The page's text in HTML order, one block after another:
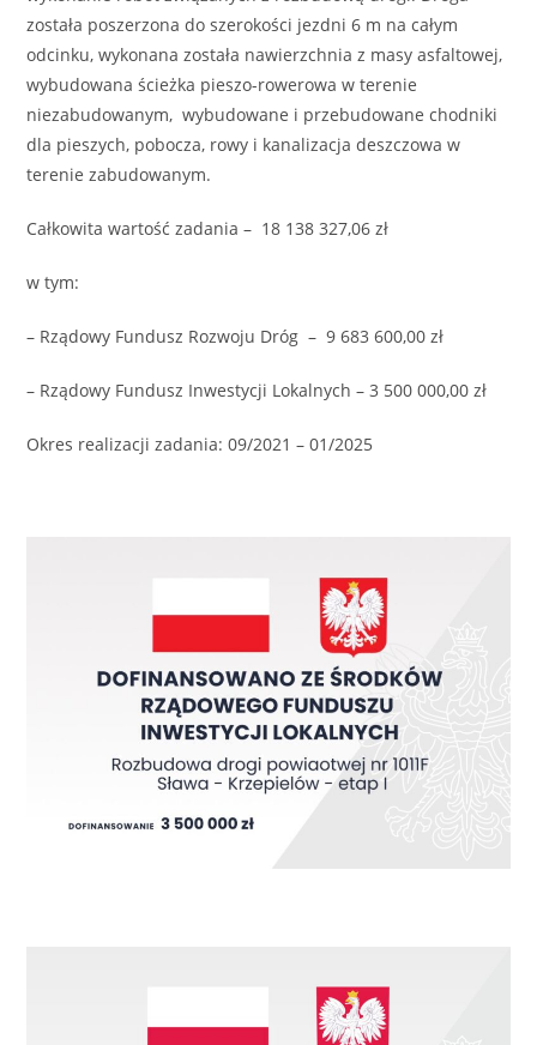
została poszerzona do szerokości jezdni 6 m na całym
odcinku, wykonana została nawierzchnia z masy asfaltowej,
wybudowana ścieżka pieszo-rowerowa w terenie
niezabudowanym, wybudowane i przebudowane chodniki
dla pieszych, pobocza, rowy i kanalizacja deszczowa w
terenie zabudowanym.
Całkowita wartość zadania – 18 138 327,06 zł
w tym:
– Rządowy Fundusz Rozwoju Dróg – 9 683 600,00 zł
– Rządowy Fundusz Inwestycji Lokalnych – 3 500 000,00 zł
Okres realizacji zadania: 09/2021 – 01/2025